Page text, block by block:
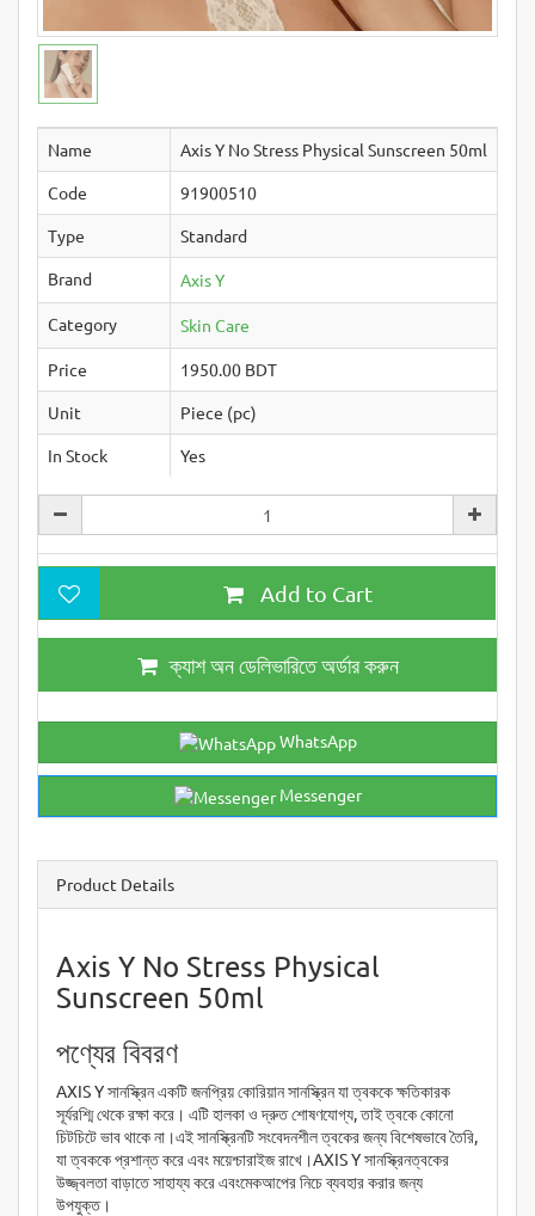
Name
Axis Y No Stress Physical Sunscreen 50ml
Code
91900510
Type
Standard
Brand
Axis Y
Category Skin Care
Price
1950.00 BDT
Unit
Piece (pc)
In Stock
Yes
Add to Cart
ক্যাশ অন ডেলিভারিতে অর্ডার করুন
WhatsApp
Messenger
Product Details
Axis Y No Stress Physical
Sunscreen 50ml
পণ্যের বিবরণ
AXIS Y সানস্ক্রিন একটি জনপ্রিয় কোরিয়ান সানস্ক্রিন যা ত্বককে ক্ষতিকারক
সূর্যরশ্মি থেকে রক্ষা করে। এটি হালকা ও দ্রুত শোষণযোগ্য, তাই ত্বকে কোনো
চিটচিটে ভাব থাকে না।এই সানস্ক্রিনটি সংবেদনশীল ত্বকের জন্য বিশেষভাবে তৈরি,
যা ত্বককে প্রশান্ত করে এবং ময়েশ্চারাইজ রাখে।AXIS Y সানস্ক্রিনত্বকের
উজ্জ্বলতা বাড়াতে সাহায্য করে এবংমেকআপের নিচে ব্যবহার করার জন্য
উপযুক্ত।